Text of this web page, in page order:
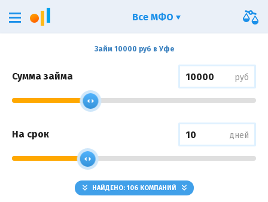
Займ 10000 руб в Уфе
Сумма займа руб
На срок дней
НАЙДЕНО:106КОМПАНИЙ
Все МФО